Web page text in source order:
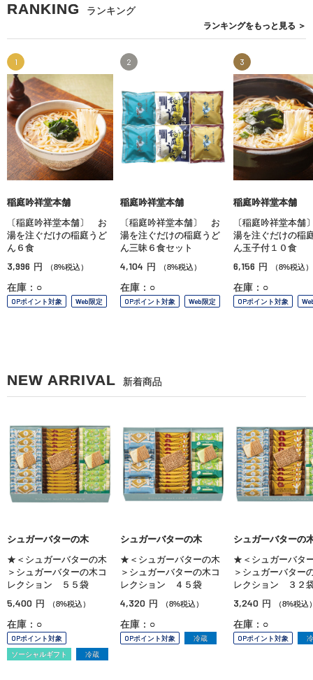
RANKING ランキング
ランキングをもっと見る ＞
1
稲庭吟祥堂本舗
〔稲庭吟祥堂本舗〕 お
湯を注ぐだけの稲庭うど
ん６食
3,996 円 （8%税込）
在庫：○
OPポイント対象 Web限定
2
稲庭吟祥堂本舗
〔稲庭吟祥堂本舗〕 お
湯を注ぐだけの稲庭うど
ん三昧６食セット
4,104 円 （8%税込）
在庫：○
OPポイント対象 Web限定
3
稲庭吟祥堂本舗
〔稲庭吟祥堂本
湯を注ぐだけの稲
ん玉子付１０食
6,156 円 （8%税込）
在庫：○
OPポイント対象
NEW ARRIVAL 新着商品
シュガーバターの木
★＜シュガーバターの木
＞シュガーバターの木コ
レクション ５５袋
5,400 円 （8%税込）
在庫：○
OPポイント対象
ソーシャルギフト
冷蔵
シュガーバターの木
★＜シュガーバターの木
＞シュガーバターの木コ
レクション ４５袋
4,320 円 （8%税込）
在庫：○
OPポイント対象 冷蔵
シュガーバターの
★＜シュガーバタ
＞シュガーバター
レクション ３２
3,240 円 （8%税込
在庫：○
OPポイント対象